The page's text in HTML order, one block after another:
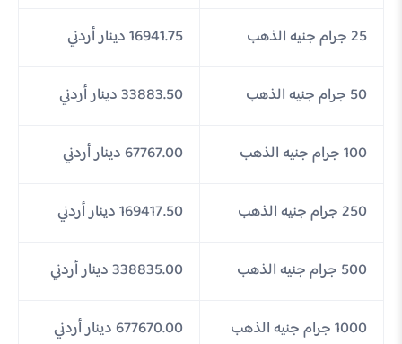
25 جرام جنيه الذهب 16941.75 دينار أردني
50 جرام جنيه الذهب 33883.50 دينار أردني
100 جرام جنيه الذهب 67767.00 دينار أردني
250 جرام جنيه الذهب 169417.50 دينار أردني
500 جرام جنيه الذهب 338835.00 دينار أردني
1000 جرام جنيه الذهب 677670.00 دينار أردني